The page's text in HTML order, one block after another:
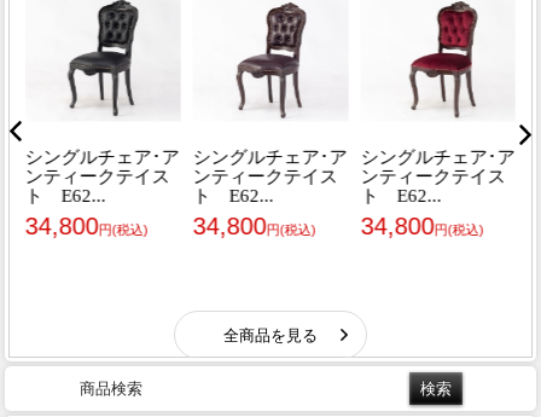
商品検索